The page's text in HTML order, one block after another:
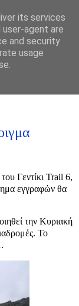
Γεντίκι Trail 6,
εγγραφών θα
την Κυριακή
Το
its services
user-agent are
and security
usage